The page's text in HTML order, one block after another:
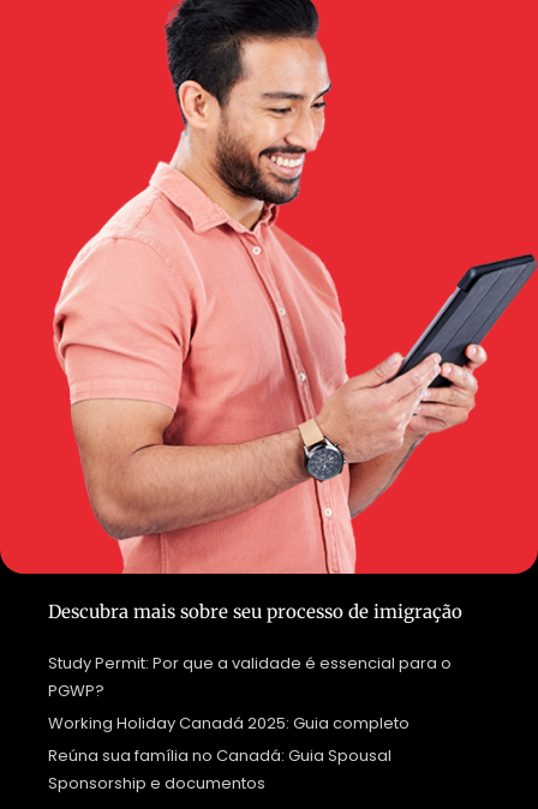
Descubra mais sobre seu processo de imigração
Study Permit: Por que a validade é essencial para o
PGWP?
Working Holiday Canadá 2025: Guia completo
Reúna sua família no Canadá: Guia Spousal
Sponsorship e documentos